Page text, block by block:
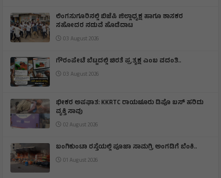
ಲಿಂಗಸುಗೂರಿನಲ್ಲಿ ಬಿಜೆಪಿ ಜಿಲ್ಲಾಧ್ಯಕ್ಷ ಹಾಗೂ ಶಾಸಕರ
ಸಹೋದರ ನಡುವೆ ಹೊಡೆದಾಟ
03 August 2026
ಗೌರಂಪೇಟೆ ಬೆಟ್ಟದಲ್ಲಿ ಚಿರತೆ ಪ್ರತ್ಯಕ್ಷ ಎಂಬ ವದಂತಿ..
03 August 2026
ಭೀಕರ ಅಪಘಾತ: KKRTC ರಾಯಚೂರು ಡಿಪೊ ಬಸ್ ಹರಿದು
ವ್ಯಕ್ತಿ ಸಾವು
02 August 2026
ಬಂಗಿಕುಂಟಾ ರಸ್ತೆಯಲ್ಲಿ ಪೂಜಾ ಸಾಮಗ್ರಿ ಅಂಗಡಿಗೆ ಬೆಂಕಿ.‌.
01 August 2026